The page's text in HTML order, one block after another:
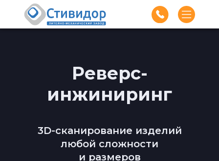
Реверс-
инжиниринг
3D-сканирование изделий
любой сложности
и размеров